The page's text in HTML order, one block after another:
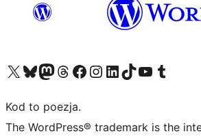
Odwiedź nasze konto X (dawniej Twitter)
Odwiedź nasze konto Bluesky
Odwiedź nasze konto na Mastodoncie
Odwiedź naszego Threadsa
Odwiedź naszego Facebooka
Odwiedź nasze konto na Instagramie
Odwiedź nasze konto na LinkedIn
Odwiedź naszego TikToka
Odwiedź nasz kanał YouTube
Odwiedź naszego
Kod to poezja.
The WordPress® trademark is the